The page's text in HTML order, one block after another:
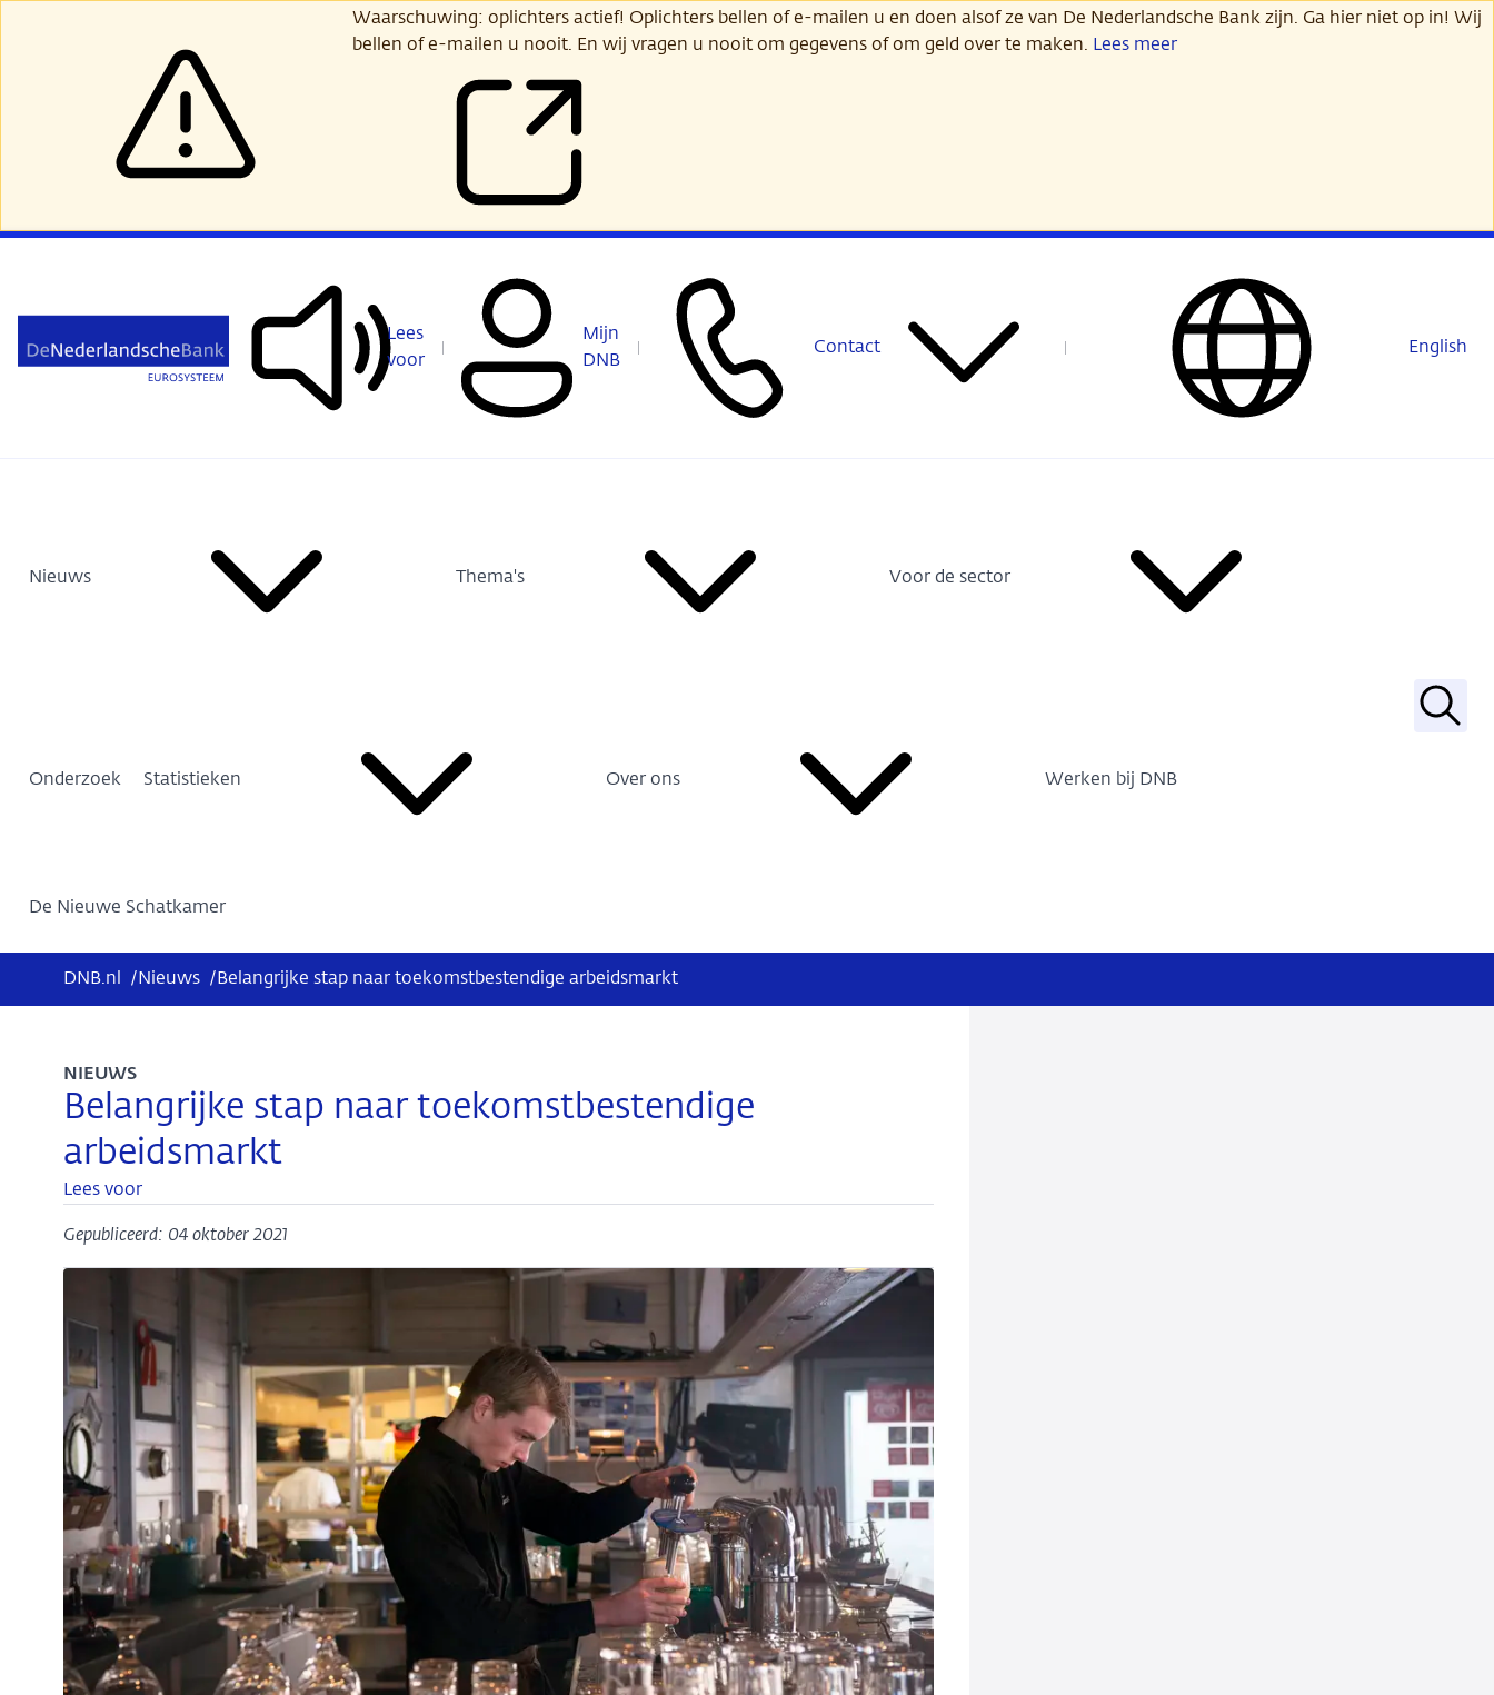
Waarschuwing: oplichters actief! Oplichters bellen of e-mailen u en doen alsof ze van De Nederlandsche Bank zijn. Ga hier niet op in! Wij
bellen of e-mailen u nooit. En wij vragen u nooit om gegevens of om geld over te maken. Lees meer
Lees
voor
Mijn
DNB
Contact English
Nieuws Thema's Voor de sector
Onderzoek Statistieken Over ons Werken bij DNB
De Nieuwe Schatkamer
Zoek
DNB.nl / Nieuws / Belangrijke stap naar toekomstbestendige arbeidsmarkt
Belangrijke stap naar toekomstbestendige
arbeidsmarkt
NIEUWS
Lees voor
Gepubliceerd: 04 oktober 2021